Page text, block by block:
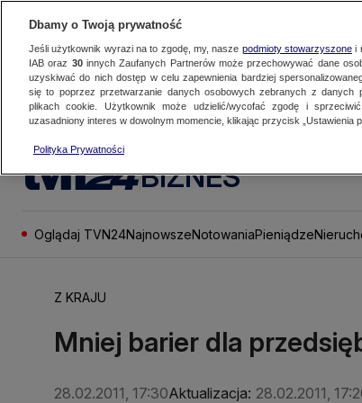
BIZNES
Oglądaj TVN24NajnowszeNotowaniaPieniądze
Z KRAJU
Mniej barier dla
28.02.2011, 17:30Aktualizacja: 28.02.2011,
Dbamy o Twoją prywatność
Jeśli użytkownik wyrazi na to zgodę, my, nasze podmioty stowarzyszonei
IAB oraz 30innych Zaufanych Partnerów może przechowywać dane
uzyskiwać do nich dostęp w celu zapewnienia bardziej
się to poprzez przetwarzanie danych osobowych zebranych z danych
plikach cookie. Użytkownik może udzielić/wycofać zgodę i
uzasadniony interes w dowolnym momencie, klikając przycisk „Ustawienia
Polityka Prywatności